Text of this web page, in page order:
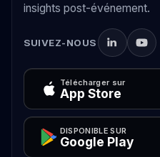
insights post-événement.
SUIVEZ-NOUS
Télécharger sur
App Store
DISPONIBLE SUR
Google Play